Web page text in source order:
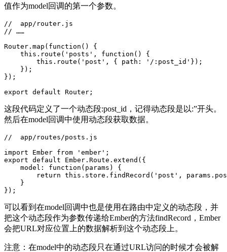
值作为model回调的第一个参数。
//  app/router.js
// ……
Router.map(function() {
    this.route('posts', function() {
        this.route('post', { path: '/:post_id'});
    });
});
这段代码定义了一个动态段:post_id，记得动态段是以:”开头。
然后在model回调中使用动态段获取数据。
//  app/routes/posts.js
import Ember from 'ember';
export default Ember.Route.extend({
    model: function(params) {
return this.store.findRecord('post',
    }
可以看到在model回调中也是使用在路由中定义的动态段，并
把这个动态段作为参数传递给Ember的方法findRecord，Ember
会把URL对应位置上的数据解析到这个动态段上。
注意：在model中的动态段只在通过URL访问的时候才会被解